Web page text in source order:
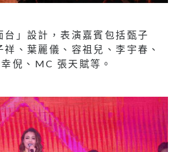
台」設計，表演嘉賓包括甄子
、葉麗儀、容祖兒、李宇春、
倪、MC 張天賦等。